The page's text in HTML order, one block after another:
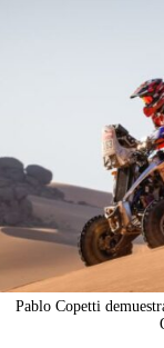
Pablo Copetti